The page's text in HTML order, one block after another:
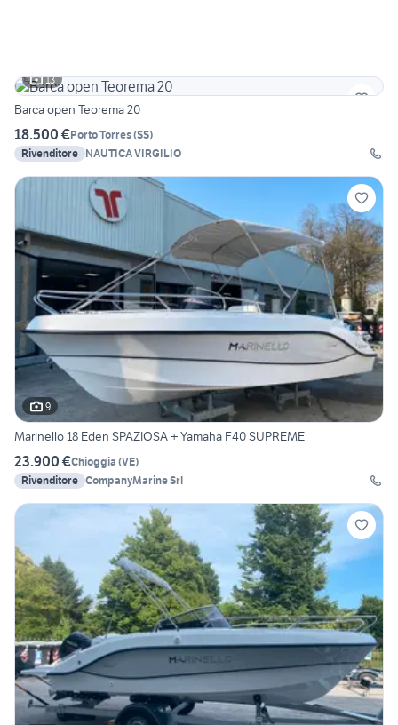
13
Barca open Teorema 20
18.500 €Porto Torres(SS)
Rivenditore NAUTICA VIRGILIO
9
Marinello 18 Eden SPAZIOSA + Yamaha F40 SUPREME
23.900 €Chioggia (VE)
Rivenditore CompanyMarine Srl